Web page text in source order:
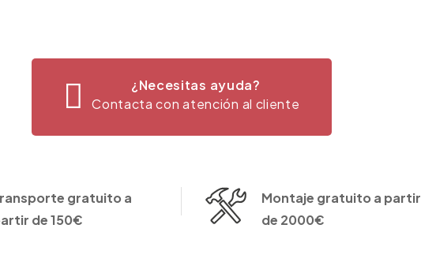
¿Necesitas ayuda?
Contacta con atención al cliente
gratuito a
de 150€
Montaje gratuito a partir
de 2000€